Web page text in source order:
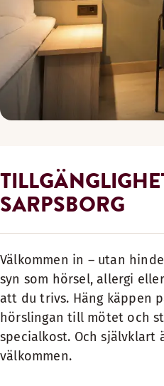
SARPSBORG
Välkommen in – utan
syn som hörsel, allergi
att du trivs. Häng käppen
hörslingan till mötet och
specialkost. Och självklart
välkommen.